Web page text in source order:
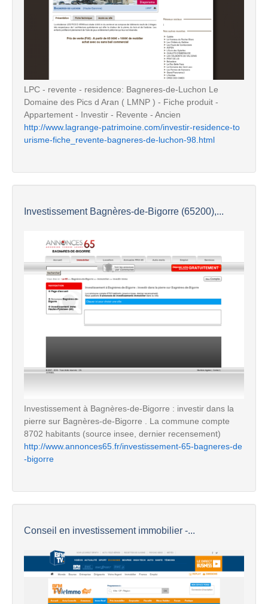
LPC - revente - residence: Bagneres-de-Luchon Le
Domaine des Pics d Aran ( LMNP ) - Fiche produit -
Appartement - Investir - Revente - Ancien
http://www.lagrange-patrimoine.com/investir-residence-to
urisme-fiche_revente-bagneres-de-luchon-98.html
Investissement Bagnères-de-Bigorre (65200),...
Investissement à Bagnères-de-Bigorre : investir dans la
pierre sur Bagnères-de-Bigorre . La commune compte
8702 habitants (source insee, dernier recensement)
http://www.annonces65.fr/investissement-65-bagneres-de
-bigorre
Conseil en investissement immobilier -...